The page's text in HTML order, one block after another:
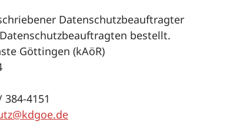
Datenschutzbeauftragter
bestellt.
Göttingen (kAöR)
384-4151